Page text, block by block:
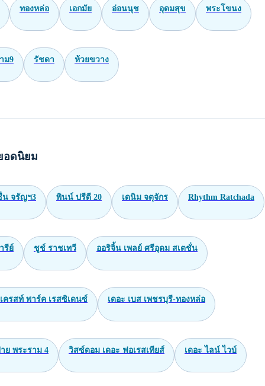
ทองหล่อ เอกมัย อ่อนนุช อุดมสุข พระโขนง
ม9 รัชดา ห้วยขวาง
อดนิยม
จรัญฯ3 พินน์ ปรีดี 20 เดนิม จตุจักร Rhythm Ratchada
รีย์ ชูช์ ราชเทวี ออริจิ้น เพลย์ ศรีอุดม สเตชั่น
ครสท์ พาร์ค เรสซิเดนซ์ เดอะ เบส เพชรบุรี-ทองหล่อ
ย พระราม 4 วิสซ์ดอม เดอะ ฟอเรสเทียส์ เดอะ ไลน์ ไวบ์